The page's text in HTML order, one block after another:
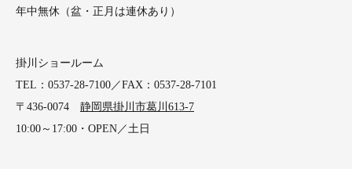
年中無休（盆・正月は連休あり）
掛川ショールーム
TEL：0537-28-7100／FAX：0537-28-7101
〒436-0074 静岡県掛川市葛川613-7
10:00～17:00・OPEN／土日